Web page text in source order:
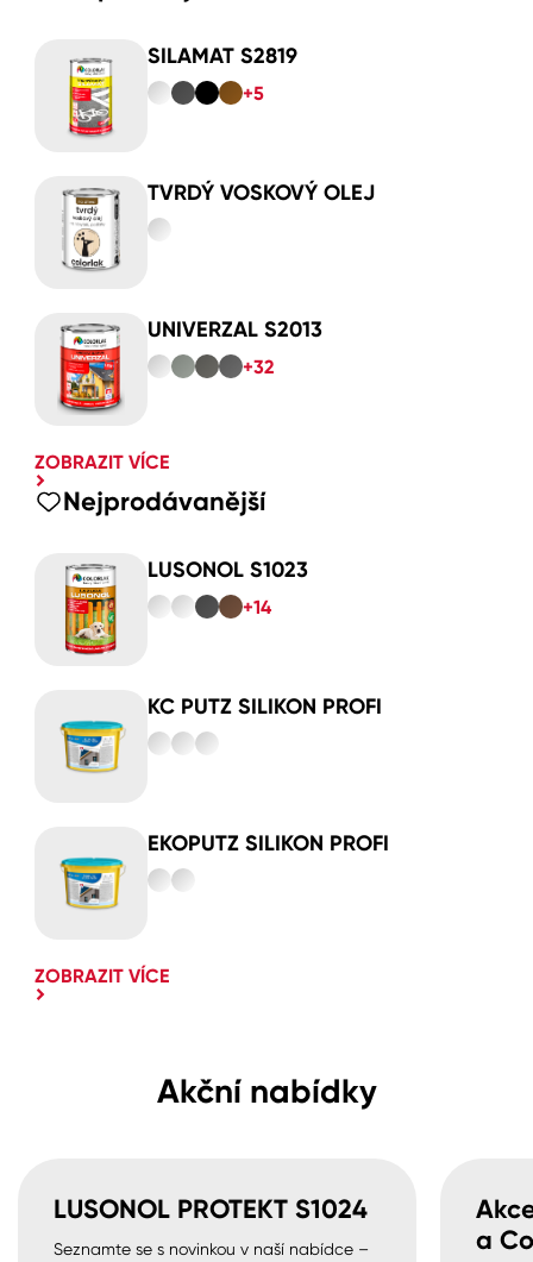
SILAMAT S2819
+5
TVRDÝ VOSKOVÝ OLEJ
UNIVERZAL S2013
+32
ZOBRAZIT VÍCE
Nejprodávanější
LUSONOL S1023
+14
KC PUTZ SILIKON PROFI
EKOPUTZ SILIKON PROFI
ZOBRAZIT VÍCE
Akční nabídky
LUSONOL PROTEKT S1024
Seznamte se s novinkou v naší nabídce –
a